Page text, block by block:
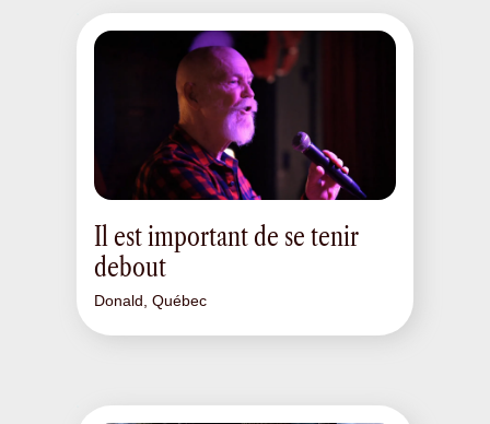
Il est important de se tenir
debout
Donald, Québec